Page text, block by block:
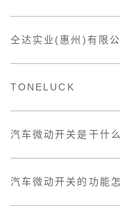
仝达实业(惠州)有限公
TONELUCK
汽车微动开关是干什
汽车微动开关的功能